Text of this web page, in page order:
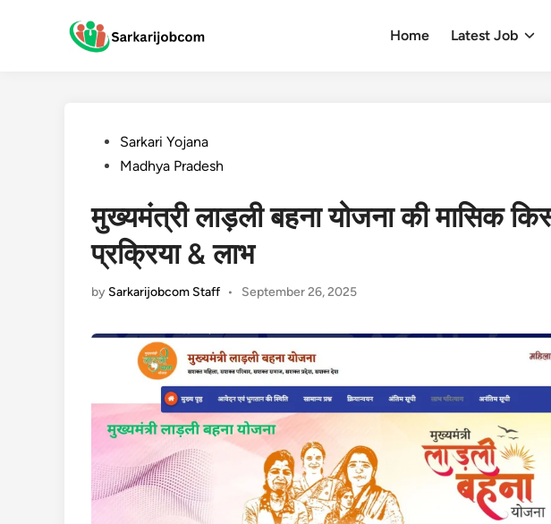
Home Latest Job
PostedSarkari Yojana
Madhya Pradesh
मुख्‍यमंत्री लाड़ली बहना योजना की मासिक
प्रक्रिया & लाभ
by Sarkarijobcom Staff • September 26, 2025